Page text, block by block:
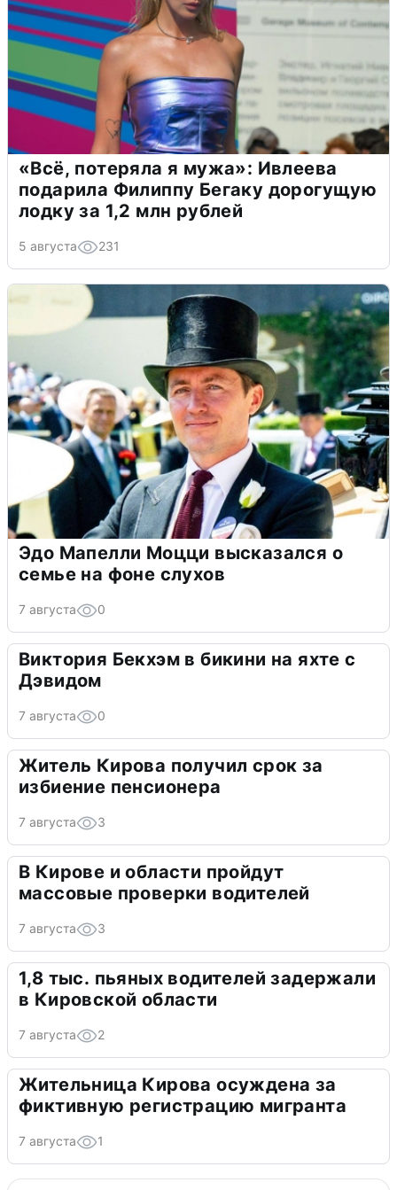
«Всё, потеряла я мужа»: Ивлеева
подарила Филиппу Бегаку дорогущую
лодку за 1,2 млн рублей
5 августа 231
Эдо Мапелли Моцци высказался о
семье на фоне слухов
7 августа 0
Виктория Бекхэм в бикини на яхте с
Дэвидом
7 августа 0
Житель Кирова получил срок за
избиение пенсионера
7 августа 3
В Кирове и области пройдут
массовые проверки водителей
7 августа 3
1,8 тыс. пьяных водителей задержали
в Кировской области
7 августа 2
Жительница Кирова осуждена за
фиктивную регистрацию мигранта
7 августа 1